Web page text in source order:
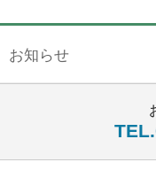
お知らせ